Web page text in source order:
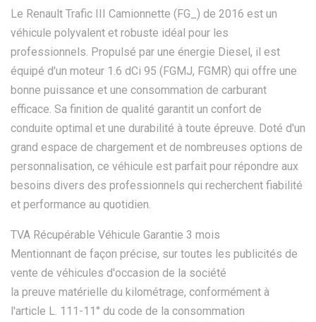
Le Renault Trafic III Camionnette (FG_) de 2016 est un
véhicule polyvalent et robuste idéal pour les
professionnels. Propulsé par une énergie Diesel, il est
équipé d'un moteur 1.6 dCi 95 (FGMJ, FGMR) qui offre une
bonne puissance et une consommation de carburant
efficace. Sa finition de qualité garantit un confort de
conduite optimal et une durabilité à toute épreuve. Doté d'un
grand espace de chargement et de nombreuses options de
personnalisation, ce véhicule est parfait pour répondre aux
besoins divers des professionnels qui recherchent fiabilité
et performance au quotidien.
TVA Récupérable Véhicule Garantie 3 mois
Mentionnant de façon précise, sur toutes les publicités de
vente de véhicules d'occasion de la société
la preuve matérielle du kilométrage, conformément à
l'article L. 111-11° du code de la consommation